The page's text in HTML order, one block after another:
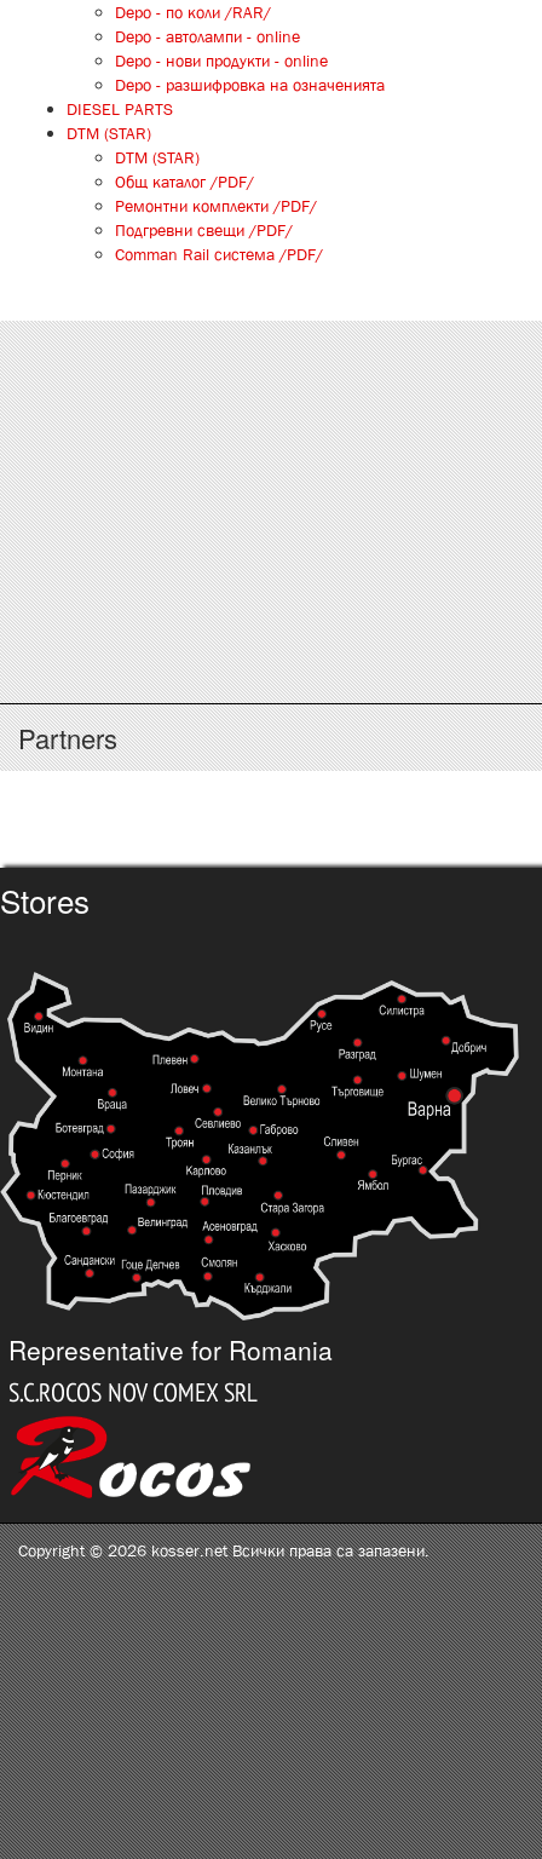
Depo - по коли /RAR/
Depo - автолампи - online
Depo - нови продукти - online
Depo - разшифровка на означенията
DIESEL PARTS
DTM (STAR)
DTM (STAR)
Общ каталог /PDF/
Ремонтни комплекти /PDF/
Подгревни свещи /PDF/
Comman Rail система /PDF/
Partners
Stores
Representative for Romania
Copyright © 2026 kosser.net Всички права са запазени.